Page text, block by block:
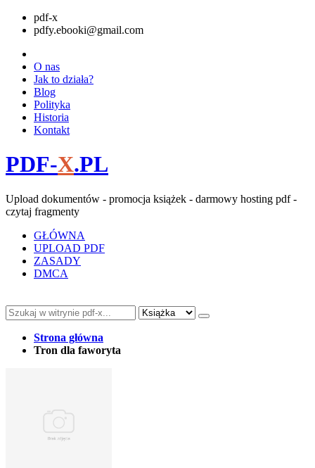
pdf-x
pdfy.ebooki@gmail.com
O nas
Jak to działa?
Blog
Polityka
Historia
Kontakt
PDF-X.PL
Upload dokumentów - promocja książek - darmowy hosting pdf -
czytaj fragmenty
GŁÓWNA
UPLOAD PDF
ZASADY
DMCA
Strona główna
Tron dla faworyta